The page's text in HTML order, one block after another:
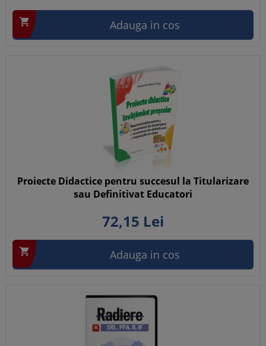
 Adauga in cos
Proiecte Didactice pentru succesul la Titularizare
sau Definitivat Educatori
72,15 Lei
 Adauga in cos